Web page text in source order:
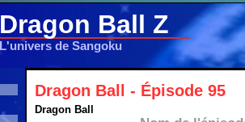
Dragon Ball Z
L'univers de Sangoku
Dragon Ball - Épisode 95
Dragon Ball